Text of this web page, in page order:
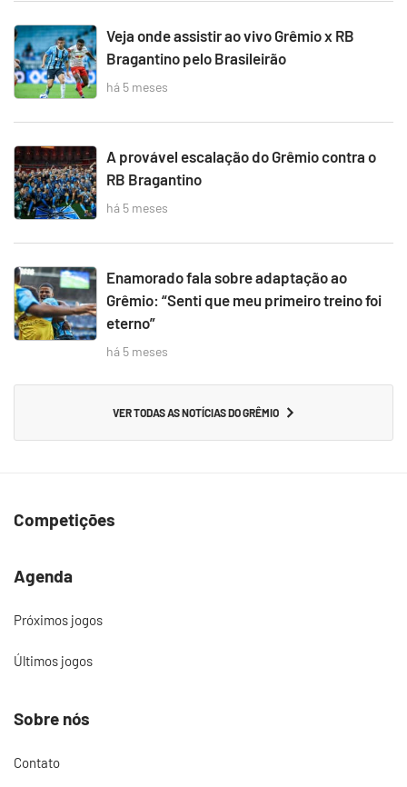
Veja onde assistir ao vivo Grêmio x RB
Bragantino pelo Brasileirão
há 5 meses
A provável escalação do Grêmio contra o
RB Bragantino
há 5 meses
Enamorado fala sobre adaptação ao
Grêmio: “Senti que meu primeiro treino foi
eterno”
há 5 meses
VER TODAS AS NOTÍCIAS DO GRÊMIO
Competições
Agenda
Próximos jogos
Últimos jogos
Sobre nós
Contato